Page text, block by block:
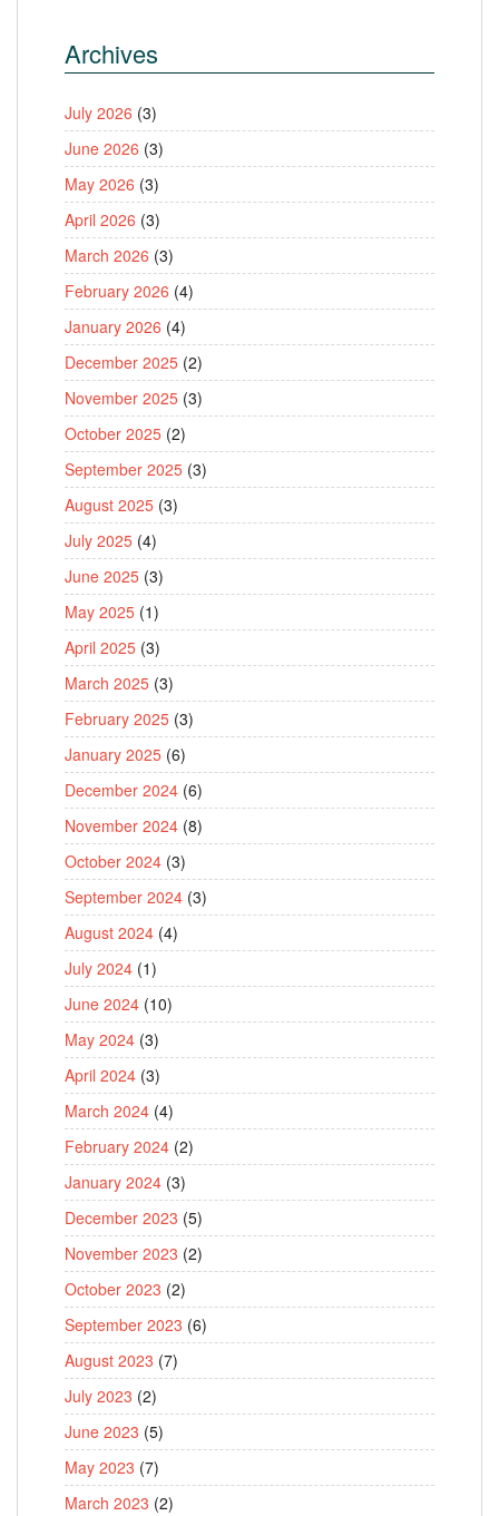
Archives
July 2026 (3)
June 2026 (3)
May 2026 (3)
April 2026 (3)
March 2026 (3)
February 2026 (4)
January 2026 (4)
December 2025 (2)
November 2025 (3)
October 2025 (2)
September 2025 (3)
August 2025 (3)
July 2025 (4)
June 2025 (3)
May 2025 (1)
April 2025 (3)
March 2025 (3)
February 2025 (3)
January 2025 (6)
December 2024 (6)
November 2024 (8)
October 2024 (3)
September 2024 (3)
August 2024 (4)
July 2024 (1)
June 2024 (10)
May 2024 (3)
April 2024 (3)
March 2024 (4)
February 2024 (2)
January 2024 (3)
December 2023 (5)
November 2023 (2)
October 2023 (2)
September 2023 (6)
August 2023 (7)
July 2023 (2)
June 2023 (5)
May 2023 (7)
March 2023 (2)